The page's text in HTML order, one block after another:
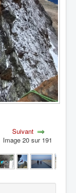
Suivant
Image 20 sur 191